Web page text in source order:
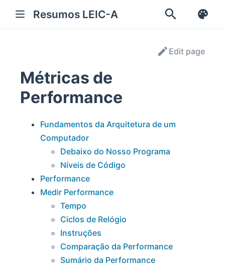
Resumos LEIC-A
Edit page
Métricas de
Performance
Fundamentos da Arquitetura de um
Computador
Debaixo do Nosso Programa
Níveis de Código
Performance
Medir Performance
Tempo
Ciclos de Relógio
Instruções
Comparação da Performance
Sumário da Performance